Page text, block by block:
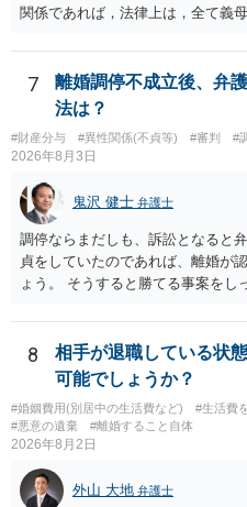
関係であれば，法律上は，全て義
せる）がされていたのでしょうか
なくて賃貸借にするというのであ
せん。 これが法律上の話です。
だからお前が払えよ！と怒鳴られ
すが，法律上は，夫と義母の間の
するか否かを決め，夫が義母に支
をしない場合に，義母がどのよう
かありません（抵当権の解除の話
の支払を相談者に請求したとして
ん。変な賃貸借契約書（なぜか，
が作成されない限り，相談者に負
ず，請求してくるのだとすれば，
について，どのように評価するか
除は，金融機関（担保権者）の方
ーンの支払いもしなければ，抵当
（おそらく，建物も共同担保に入
ほど問題ありません。）売却代金
名義人である夫に請求されること
なく，連帯保証人でもありません
離婚については，相手方が離婚し
らの意思次第だと思います。慰謝
7
離婚調停不成立後、弁
法は？
#財産分与 #異性関係(不貞等) #審判 #
2026年8月3日
鬼沢 健士 弁護士
調停ならまだしも、訴訟となると
貞をしていたのであれば、離婚が
ょう。 そうすると勝てる事案を
8
相手が退職している状
可能でしょうか？
#婚姻費用(別居中の生活費など) #生活費
#悪意の遺棄
#離婚すること自体
2026年8月2日
外山 大地 弁護士